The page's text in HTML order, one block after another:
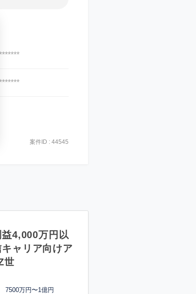
案件ID : 44545
益4,000万円以
ャリア向けア
世
7500万円〜1億円